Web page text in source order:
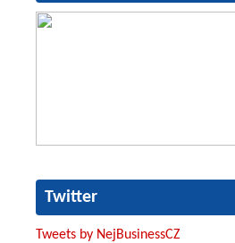
Twitter
Tweets by NejBusinessCZ